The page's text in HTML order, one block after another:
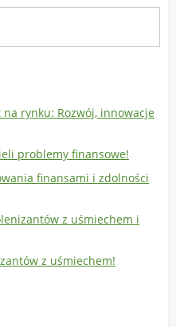
rynku: Rozwój, innowacje
problemy finansowe!
finansami i zdolności
z uśmiechem i
z uśmiechem!